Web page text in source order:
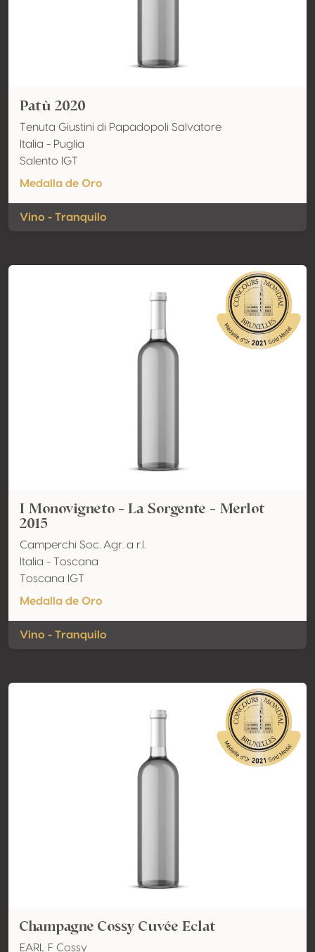
Patù 2020
Tenuta Giustini di Papadopoli Salvatore
Italia - Puglia
Salento IGT
Medalla de Oro
Vino - Tranquilo
I Monovigneto - La Sorgente - Merlot
2015
Camperchi Soc. Agr. a r.l.
Italia - Toscana
Toscana IGT
Medalla de Oro
Vino - Tranquilo
Champagne Cossy Cuvée Eclat
EARL F Cossy